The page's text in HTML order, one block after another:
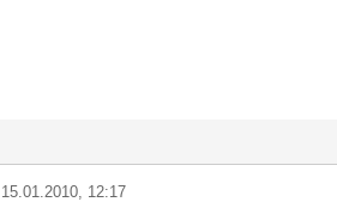
15.01.2010, 12:17